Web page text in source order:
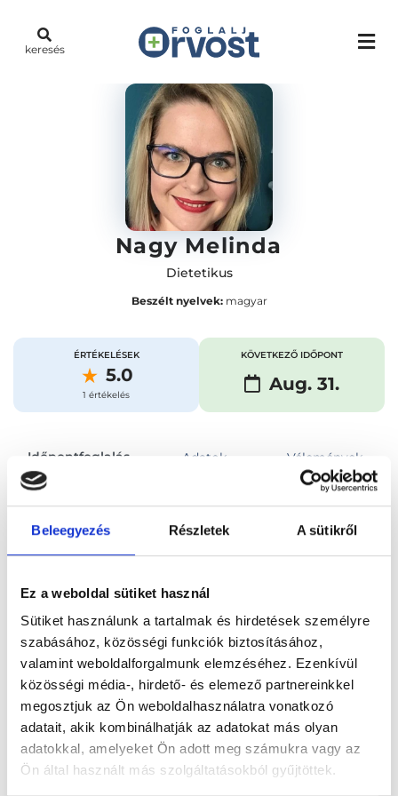
Beleegyezés Részletek A sütikről
Ez a weboldal sütiket használ
Sütiket használunk a tartalmak és hirdetések személyre
szabásához, közösségi funkciók biztosításához,
valamint weboldalforgalmunk elemzéséhez. Ezenkívül
közösségi média-, hirdető- és elemező partnereinkkel
megosztjuk az Ön weboldalhasználatra vonatkozó
adatait, akik kombinálhatják az adatokat más olyan
adatokkal, amelyeket Ön adott meg számukra vagy az
Ön által használt más szolgáltatásokból gyűjtöttek.
keresés
Nagy Melinda
Dietetikus
Beszélt nyelvek:magyar
ÉRTÉKELÉSEK
5.0
1 értékelés
KÖVETKEZŐ IDŐPONT
Aug. 31.
Időpontfoglalás Adatok Vélemények
Foglalj időpontot
Főoldal Orvosok Dietetikus
Dietetikus, Dunaújváros Nagy Melinda